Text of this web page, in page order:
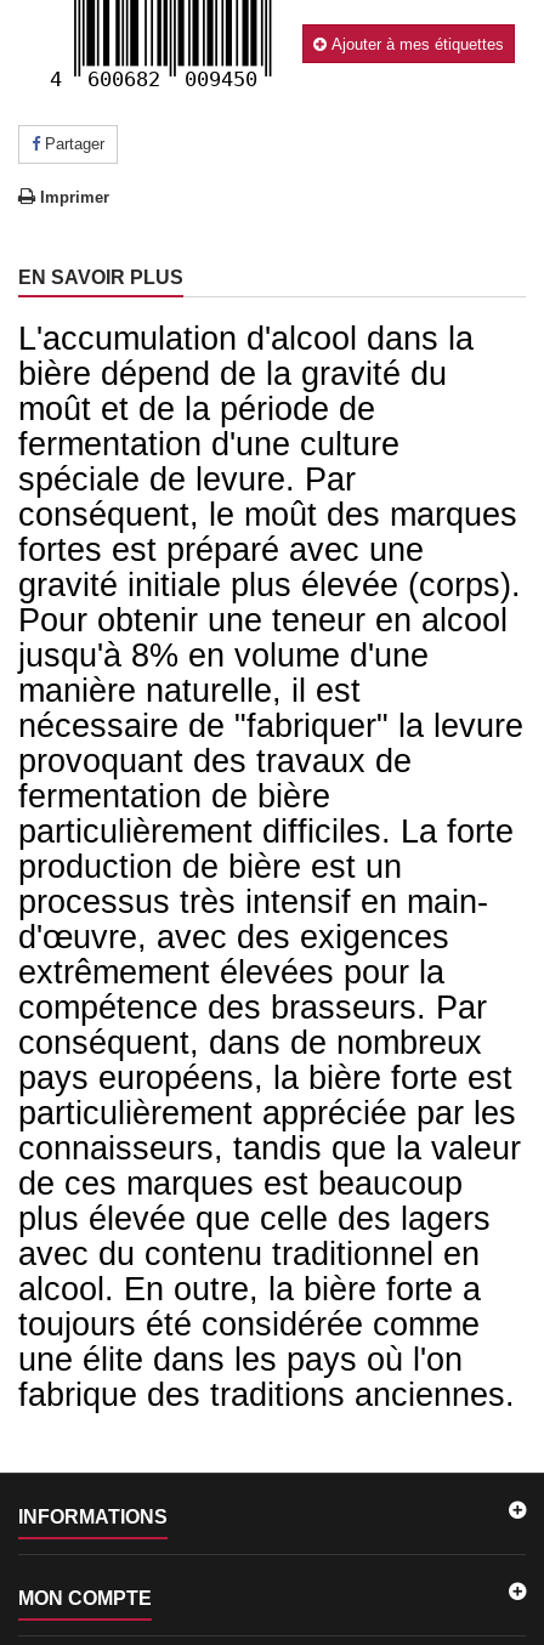
4 600682 009450
Ajouter à mes étiquettes
Partager
Imprimer
EN SAVOIR PLUS
L'accumulation d'alcool dans la
bière dépend de la gravité du
moût et de la période de
fermentation d'une culture
spéciale de levure. Par
conséquent, le moût des marques
fortes est préparé avec une
gravité initiale plus élevée (corps).
Pour obtenir une teneur en alcool
jusqu'à 8% en volume d'une
manière naturelle, il est
nécessaire de "fabriquer" la levure
provoquant des travaux de
fermentation de bière
particulièrement difficiles. La forte
production de bière est un
processus très intensif en main-
d'œuvre, avec des exigences
extrêmement élevées pour la
compétence des brasseurs. Par
conséquent, dans de nombreux
pays européens, la bière forte est
particulièrement appréciée par les
connaisseurs, tandis que la valeur
de ces marques est beaucoup
plus élevée que celle des lagers
avec du contenu traditionnel en
alcool. En outre, la bière forte a
toujours été considérée comme
une élite dans les pays où l'on
fabrique des traditions anciennes.
INFORMATIONS
MON COMPTE